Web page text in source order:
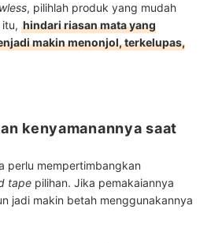
, pilihlah produk yang mudah
itu, hindari riasan mata yang
makin menonjol, terkelupas,
kenyamanannya saat
perlu mempertimbangkan
tape pilihan. Jika pemakaiannya
jadi makin betah menggunakannya